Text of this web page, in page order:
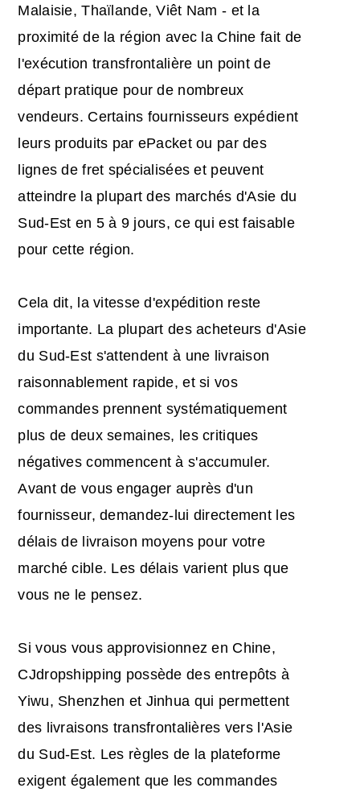
Malaisie, Thaïlande, Viêt Nam - et la
proximité de la région avec la Chine fait de
l'exécution transfrontalière un point de
départ pratique pour de nombreux
vendeurs. Certains fournisseurs expédient
leurs produits par ePacket ou par des
lignes de fret spécialisées et peuvent
atteindre la plupart des marchés d'Asie du
Sud-Est en 5 à 9 jours, ce qui est faisable
pour cette région.
Cela dit, la vitesse d'expédition reste
importante. La plupart des acheteurs d'Asie
du Sud-Est s'attendent à une livraison
raisonnablement rapide, et si vos
commandes prennent systématiquement
plus de deux semaines, les critiques
négatives commencent à s'accumuler.
Avant de vous engager auprès d'un
fournisseur, demandez-lui directement les
délais de livraison moyens pour votre
marché cible. Les délais varient plus que
vous ne le pensez.
Si vous vous approvisionnez en Chine,
CJdropshipping possède des entrepôts à
Yiwu, Shenzhen et Jinhua qui permettent
des livraisons transfrontalières vers l'Asie
du Sud-Est. Les règles de la plateforme
exigent également que les commandes